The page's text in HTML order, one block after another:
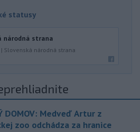
statusy
národná strana
| Slovenská národná strana
DOMOV: Medveď Artur z
zoo odchádza za hranice